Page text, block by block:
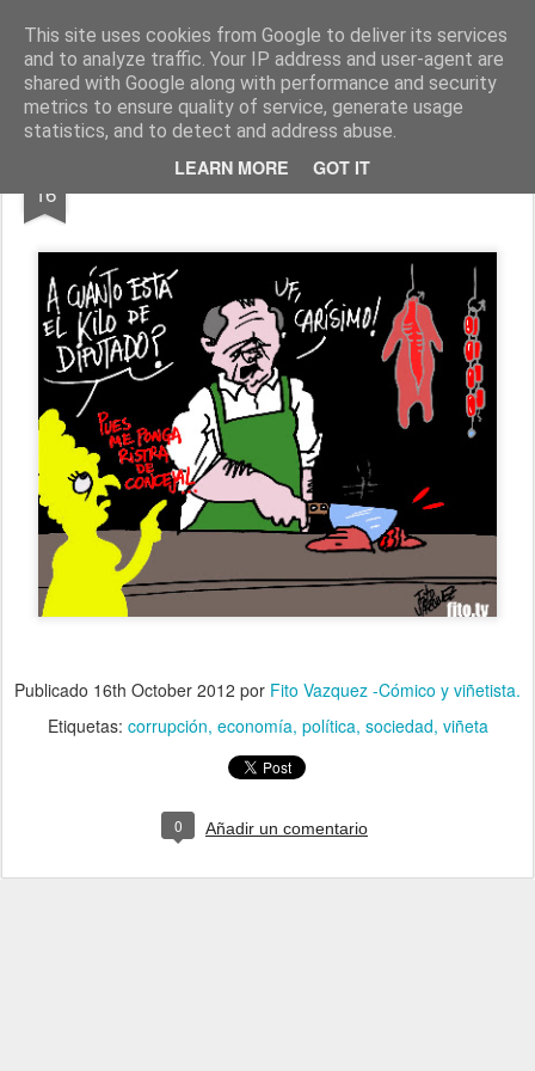
This site uses cookies from Google to deliver its services
and to analyze traffic. Your IP address and user-agent are
shared with Google along with performance and security
metrics to ensure quality of service, generate usage
statistics, and to detect and address abuse.
LEARN MORE GOT IT
Fito Vázquez Viñetas, viñetas y más viñetas.
Home Viñetas Quién soy
16 "MERCADO POLÍTICO"
Publicado 16th October 2012 por Fito Vazquez -Cómico y viñetista.
Etiquetas: corrupción economía política sociedad viñeta
0 Añadir un comentario